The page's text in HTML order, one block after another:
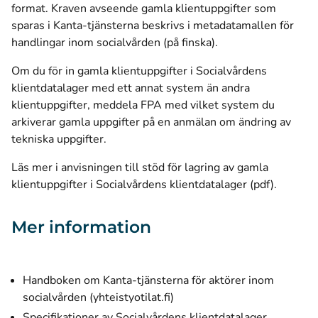
format. Kraven avseende gamla klientuppgifter som
sparas i Kanta-tjänsterna beskrivs i metadatamallen för
handlingar inom socialvården (på finska).
Om du för in gamla klientuppgifter i Socialvårdens
klientdatalager med ett annat system än andra
klientuppgifter, meddela FPA med vilket system du
arkiverar gamla uppgifter på en anmälan om ändring av
tekniska uppgifter.
Läs mer i anvisningen till stöd för lagring av gamla
klientuppgifter i Socialvårdens klientdatalager (pdf).
Mer information
Handboken om Kanta-tjänsterna för aktörer inom
socialvården (yhteistyotilat.fi)